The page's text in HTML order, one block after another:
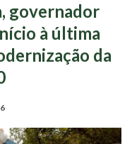
governador
à última
da